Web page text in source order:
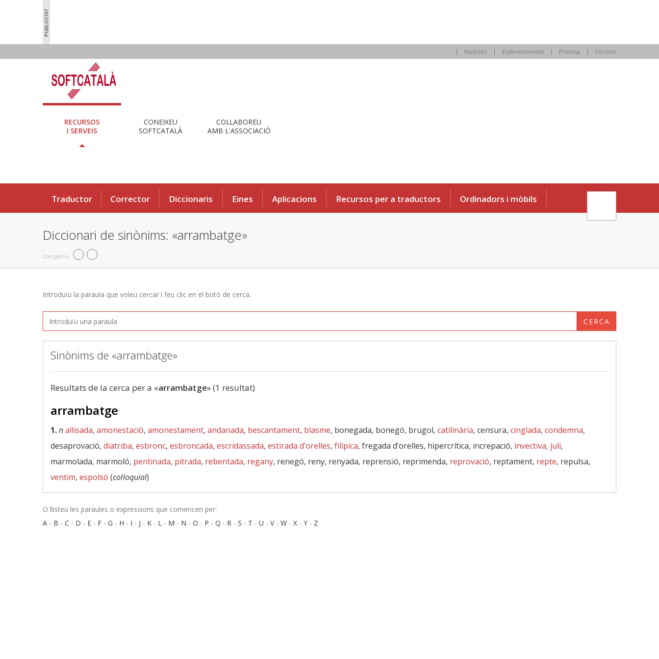
Notícies Esdeveniments Premsa Fòrums
RECURSOS
I SERVEIS
CONEIXEU
SOFTCATALÀ
COL·LABOREU
AMB L'ASSOCIACIÓ
Traductor Corrector Diccionaris Eines Aplicacions Recursos per a traductors Ordinadors i mòbils
Diccionari de sinònims: «arrambatge»
Compartiu
Introduïu la paraula que voleu cercar i feu clic en el botó de cerca.
CERCA
Sinònims de «arrambatge»
Resultats de la cerca per a «arrambatge» (1 resultat)
arrambatge
1.nallisada, amonestació, amonestament, andanada, bescantament, blasme, bonegada, bonegó, brugol, catilinària, censura, cinglada, condemna,
desaprovació, diatriba, esbronc, esbroncada, escridassada, estirada d’orelles, filípica, fregada d’orelles, hipercrítica, increpació, invectiva, juli,
marmolada, marmoló, pentinada, pitrada, rebentada, regany, renegó, reny, renyada, reprensió, reprimenda, reprovació, reptament, repte, repulsa,
ventim, espolsó (col·loquial)
O llisteu les paraules o expressions que comencen per:
A - B - C - D - E - F - G - H - I - J - K - L - M - N - O - P - Q - R - S - T - U - V- W - X - Y - Z